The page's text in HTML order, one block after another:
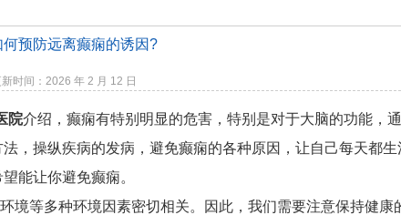
何预防远离癫痫的诱因?
新时间：2026 年 2 月 12 日
院介绍，癫痫有特别明显的危害，特别是对于大脑的功能，
，操纵疾病的发病，避免癫痫的各种原因，让自己每天都
能让你避免癫痫。
境等多种环境因素密切相关。因此，我们需要注意保持健康